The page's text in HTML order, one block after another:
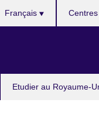
Etudier au Royaume-
Français